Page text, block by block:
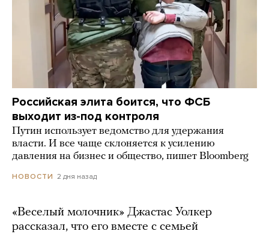
Российская элита боится, что ФСБ
выходит из-под контроля
Путин использует ведомство для удержания
власти. И все чаще склоняется к усилению
давления на бизнес и общество, пишет Bloomberg
НОВОСТИ 2 дня назад
«Веселый молочник» Джастас Уолкер
рассказал, что его вместе с семьей